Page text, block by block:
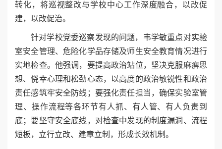
转化，将巡视整改与学校中⼼⼯作深度融合，以改促
建，以改促治。
针对学校党委巡察发现的问题，⻙学敏重点对实验
室安全管理、危险化学品存储及师⽣安全教育情况进⾏
实地检查。他强调，要提⾼政治站位，坚决克服麻痹思
想、侥幸⼼理和松劲⼼态，以⾼度的政治敏锐性和政治
责任感筑牢安全防线；要强化责任担当，确保实验室管
理、操作流程等各环节有⼈抓、有⼈管、有⼈负责到
底；要坚守安全底线，对检查中发现的制度漏洞、流程
短板，⽴⾏⽴改、建章⽴制，形成⻓效机制。